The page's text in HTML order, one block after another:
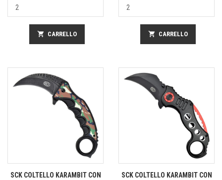
shopping_cart CARRELLO shopping_cart CARRELLO
SCK COLTELLO KARAMBIT CON
SCK COLTELLO KARAMBIT CON